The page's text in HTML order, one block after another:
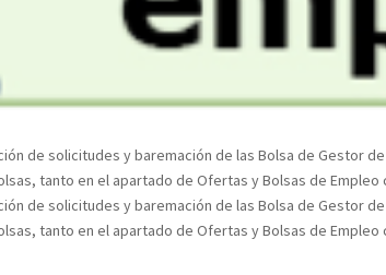
de solicitudes y baremación de las Bolsa de Gestor
tanto en el apartado de Ofertas y Bolsas de Empleo
de solicitudes y baremación de las Bolsa de Gestor
tanto en el apartado de Ofertas y Bolsas de Empleo